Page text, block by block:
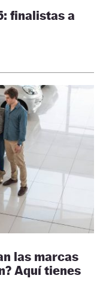
finalistas a
las marcas
Aquí tienes